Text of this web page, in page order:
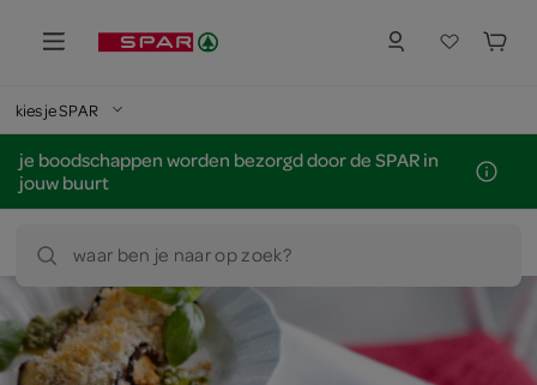
kies je SPAR
je boodschappen worden bezorgd door de SPAR in
jouw buurt
waar ben je naar op zoek?